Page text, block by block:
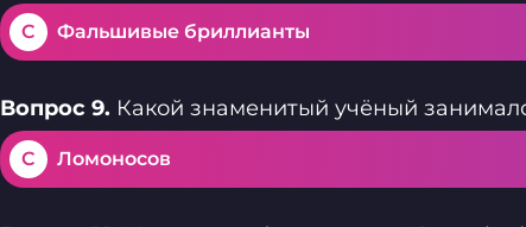
C Фальшивые бриллианты
Вопрос 9. Какой знаменитый учёный
C Ломоносов